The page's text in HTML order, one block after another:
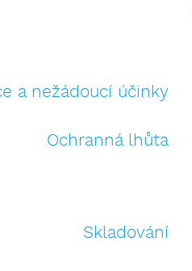
a nežádoucí účinky
Ochranná lhůta
Skladování